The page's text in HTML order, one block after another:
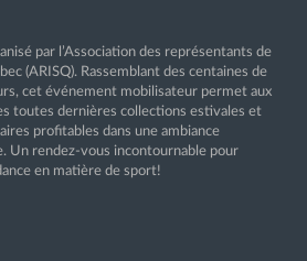
par l’Association des représentants de
(ARISQ). Rassemblant des centaines de
cet événement mobilisateur permet aux
toutes dernières collections estivales et
profitables dans une ambiance
Un rendez-vous incontournable pour
en matière de sport!